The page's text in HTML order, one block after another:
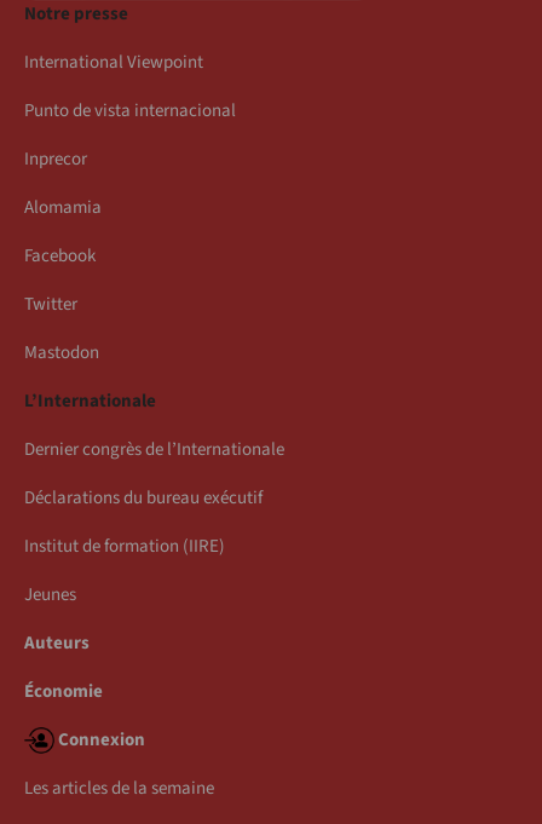
Notre presse
International Viewpoint
Punto de vista internacional
Inprecor
Alomamia
Facebook
Twitter
Mastodon
L’Internationale
Dernier congrès de l’Internationale
Déclarations du bureau exécutif
Institut de formation (IIRE)
Jeunes
Auteurs
Économie
Connexion
Les articles de la semaine